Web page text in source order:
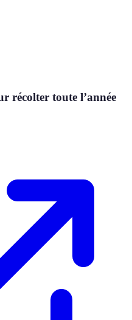
récolter toute l’année